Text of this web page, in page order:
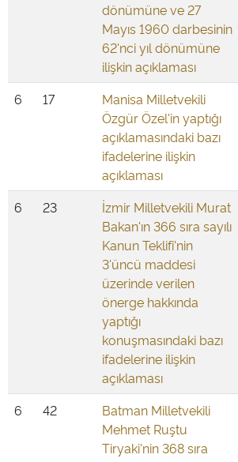
dönümüne ve 27
Mayıs 1960 darbesinin
62'nci yıl dönümüne
ilişkin açıklaması
6 17
Manisa Milletvekili
Özgür Özel'in yaptığı
açıklamasındaki bazı
ifadelerine ilişkin
açıklaması
6 23
İzmir Milletvekili Murat
Bakan'ın 366 sıra sayılı
Kanun Teklifi'nin
3'üncü maddesi
üzerinde verilen
önerge hakkında
yaptığı
konuşmasındaki bazı
ifadelerine ilişkin
açıklaması
6 42
Batman Milletvekili
Mehmet Ruştu
Tiryaki'nin 368 sıra